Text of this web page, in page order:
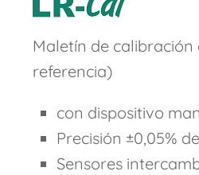
Maletín de
referencia)
con dispositivo
Precisión ±0,05%
Sensores